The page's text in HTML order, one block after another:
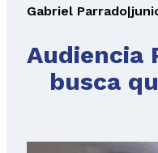
Gabriel Parrado|
Audiencia
busca